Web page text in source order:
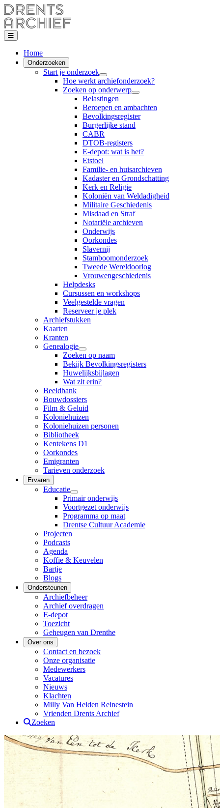
Home
Onderzoeken
Start je onderzoek
Hoe werkt archiefonderzoek?
Zoeken op onderwerp
Belastingen
Beroepen en ambachten
Bevolkingsregister
Burgerlijke stand
CABR
DTOB-registers
E-depot: wat is het?
Etstoel
Familie- en huisarchieven
Kadaster en Grondschatting
Kerk en Religie
Koloniën van Weldadigheid
Militaire Geschiedenis
Misdaad en Straf
Notariële archieven
Onderwijs
Oorkondes
Slavernij
Stamboomonderzoek
Tweede Wereldoorlog
Vrouwengeschiedenis
Helpdesks
Cursussen en workshops
Veelgestelde vragen
Reserveer je plek
Archiefstukken
Kaarten
Kranten
Genealogie
Zoeken op naam
Bekijk Bevolkingsregisters
Huwelijksbijlagen
Wat zit erin?
Beeldbank
Bouwdossiers
Film & Geluid
Koloniehuizen
Koloniehuizen personen
Bibliotheek
Kentekens D1
Oorkondes
Emigranten
Tarieven onderzoek
Ervaren
Educatie
Primair onderwijs
Voortgezet onderwijs
Programma op maat
Drentse Cultuur Academie
Projecten
Podcasts
Agenda
Koffie & Keuvelen
Bartje
Blogs
Ondersteunen
Archiefbeheer
Archief overdragen
E-depot
Toezicht
Geheugen van Drenthe
Over ons
Contact en bezoek
Onze organisatie
Medewerkers
Vacatures
Nieuws
Klachten
Milly Van Heiden Reinestein
Vrienden Drents Archief
Zoeken
Drents Archief